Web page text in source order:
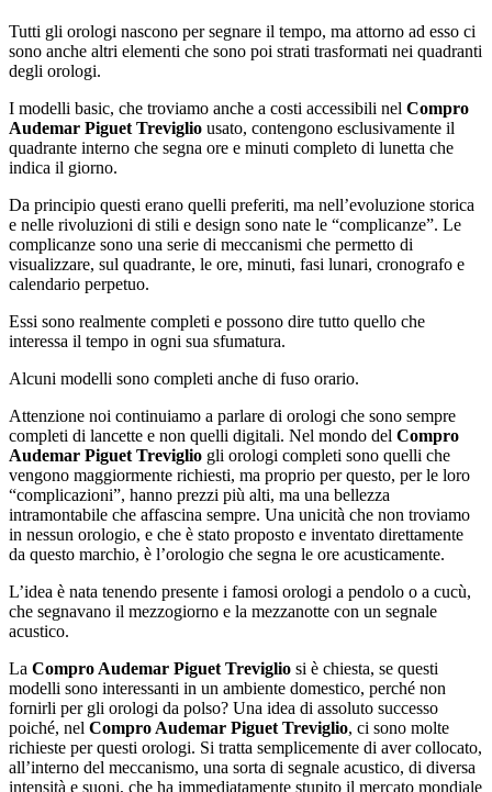
Tutti gli orologi nascono per segnare il tempo, ma attorno ad esso ci
sono anche altri elementi che sono poi strati trasformati nei quadranti
degli orologi.
I modelli basic, che troviamo anche a costi accessibili nel Compro
Audemar Piguet Treviglio usato, contengono esclusivamente il
quadrante interno che segna ore e minuti completo di lunetta che
indica il giorno.
Da principio questi erano quelli preferiti, ma nell’evoluzione storica
e nelle rivoluzioni di stili e design sono nate le “complicanze”. Le
complicanze sono una serie di meccanismi che permetto di
visualizzare, sul quadrante, le ore, minuti, fasi lunari, cronografo e
calendario perpetuo.
Essi sono realmente completi e possono dire tutto quello che
interessa il tempo in ogni sua sfumatura.
Alcuni modelli sono completi anche di fuso orario.
Attenzione noi continuiamo a parlare di orologi che sono sempre
completi di lancette e non quelli digitali. Nel mondo del Compro
Audemar Piguet Treviglio gli orologi completi sono quelli che
vengono maggiormente richiesti, ma proprio per questo, per le loro
“complicazioni”, hanno prezzi più alti, ma una bellezza
intramontabile che affascina sempre. Una unicità che non troviamo
in nessun orologio, e che è stato proposto e inventato direttamente
da questo marchio, è l’orologio che segna le ore acusticamente.
L’idea è nata tenendo presente i famosi orologi a pendolo o a cucù,
che segnavano il mezzogiorno e la mezzanotte con un segnale
acustico.
La Compro Audemar Piguet Treviglio si è chiesta, se questi
modelli sono interessanti in un ambiente domestico, perché non
fornirli per gli orologi da polso? Una idea di assoluto successo
poiché, nel Compro Audemar Piguet Treviglio, ci sono molte
richieste per questi orologi. Si tratta semplicemente di aver collocato,
all’interno del meccanismo, una sorta di segnale acustico, di diversa
intensità e suoni, che ha immediatamente stupito il mercato mondiale